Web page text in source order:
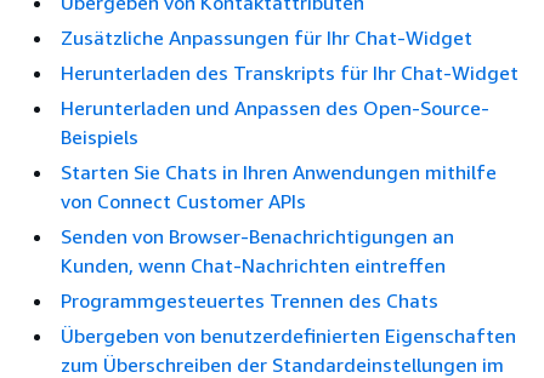
Zusätzliche Anpassungen für Ihr Chat-Widget
Herunterladen des Transkripts für Ihr Chat-Widget
Herunterladen und Anpassen des Open-Source-
Beispiels
Starten Sie Chats in Ihren Anwendungen mithilfe
von Connect Customer APIs
Senden von Browser-Benachrichtigungen an
Kunden, wenn Chat-Nachrichten eintreffen
Programmgesteuertes Trennen des Chats
Übergeben von benutzerdefinierten Eigenschaften
zum Überschreiben der Standardeinstellungen im